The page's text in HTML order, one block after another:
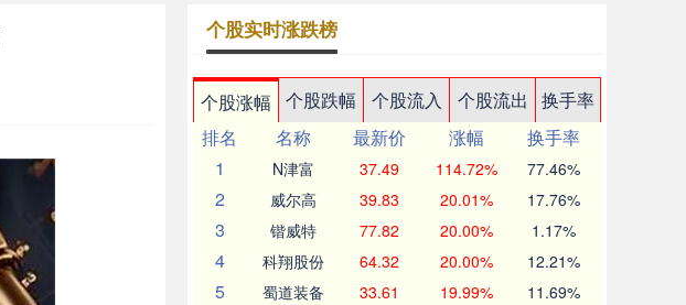
个股实时涨跌榜
个股涨幅 个股跌幅 个股流入 个股流出
换手率
排名
名称 最新价 涨幅
换手率
1
N津富 37.49 114.72% 77.46%
2 威尔高 39.83 20.01% 17.76%
3 锴威特 77.82 20.00% 1.17%
4 科翔股份 64.32 20.00% 12.21%
5 蜀道装备 33.61 19.99% 11.69%